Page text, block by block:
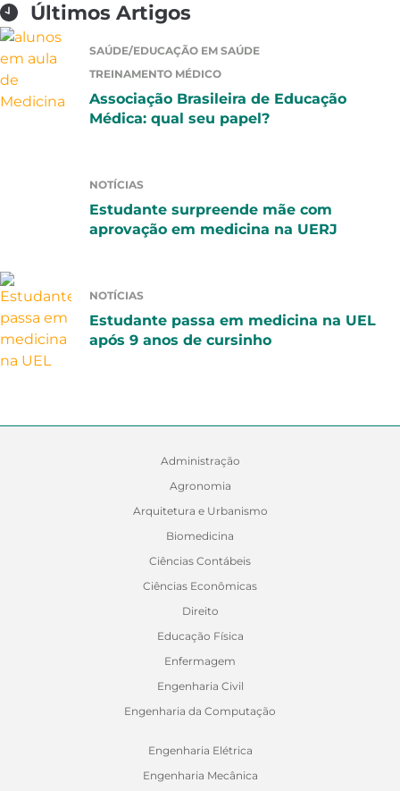
Últimos Artigos
SAÚDE/EDUCAÇÃO EM SAÚDE
TREINAMENTO MÉDICO
Associação Brasileira de Educação
Médica: qual seu papel?
NOTÍCIAS
Estudante surpreende mãe com
aprovação em medicina na UERJ
NOTÍCIAS
Estudante passa em medicina na UEL
após 9 anos de cursinho
Administração
Agronomia
Arquitetura e Urbanismo
Biomedicina
Ciências Contábeis
Ciências Econômicas
Direito
Educação Física
Enfermagem
Engenharia Civil
Engenharia da Computação
Engenharia Elétrica
Engenharia Mecânica